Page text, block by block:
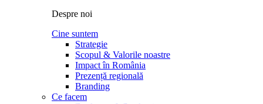
Despre noi
Cine suntem
Strategie
Scopul & Valorile noastre
Impact în România
Prezență regională
Branding
Ce facem